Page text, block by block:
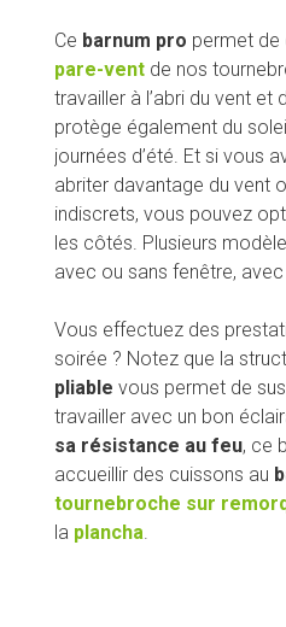
Ce barnum pro permet de
pare-vent de nos
travailler à l’abri du vent et
protège également du
journées d’été. Et si vous
abriter davantage du vent
indiscrets, vous pouvez
les côtés. Plusieurs
avec ou sans fenêtre,
Vous effectuez des
soirée ? Notez que la
pliable vous permet de
travailler avec un bon
sa résistance au feu, ce
accueillir des cuissons au
tournebroche sur
la plancha.